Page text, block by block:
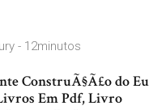
- 12minutos
ConstruÃ§Ã£o do Eu
Em Pdf, Livro